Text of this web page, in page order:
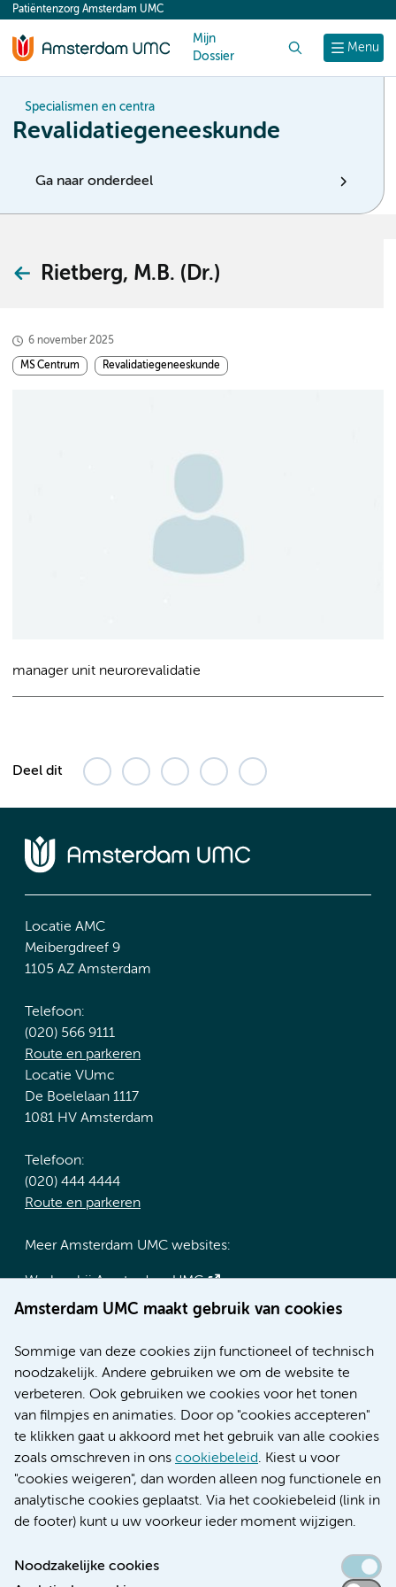
content
Menu
Patiëntenzorg Amsterdam UMC
Mijn
Dossier
Specialismen en centra
Revalidatiegeneeskunde
Ga naar onderdeel
Rietberg, M.B. (Dr.)
6 november 2025
MS Centrum Revalidatiegeneeskunde
manager unit neurorevalidatie
Deel dit
Amsterdam UMC maakt gebruik van cookies
Sommige van deze cookies zijn functioneel of technisch
noodzakelijk. Andere gebruiken we om de website te
verbeteren. Ook gebruiken we cookies voor het tonen
van filmpjes en animaties. Door op "cookies accepteren"
te klikken gaat u akkoord met het gebruik van alle cookies
zoals omschreven in ons cookiebeleid. Kiest u voor
"cookies weigeren", dan worden alleen nog functionele en
analytische cookies geplaatst. Via het cookiebeleid (link in
de footer) kunt u uw voorkeur ieder moment wijzigen.
Noodzakelijke cookies
Locatie AMC
Meibergdreef 9
1105 AZ Amsterdam
Telefoon:
(020) 566 9111
Route en parkeren
Locatie VUmc
De Boelelaan 1117
1081 HV Amsterdam
Telefoon:
(020) 444 4444
Route en parkeren
Meer Amsterdam UMC websites:
Werken bij Amsterdam UMC
Over Amsterdam UMC
Research
Educatie locatie AMC
Educatie locatie VUmc
Verwijzen & diagnostiek
Toegankelijkheidsverklaring